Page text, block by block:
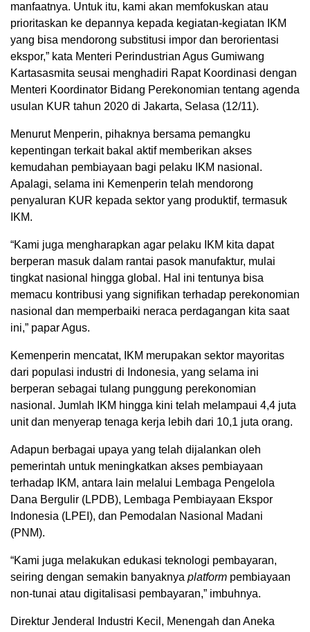
manfaatnya. Untuk itu, kami akan memfokuskan atau
prioritaskan ke depannya kepada kegiatan-kegiatan IKM
yang bisa mendorong substitusi impor dan berorientasi
ekspor,” kata Menteri Perindustrian Agus Gumiwang
Kartasasmita seusai menghadiri Rapat Koordinasi dengan
Menteri Koordinator Bidang Perekonomian tentang agenda
usulan KUR tahun 2020 di Jakarta, Selasa (12/11).
Menurut Menperin, pihaknya bersama pemangku
kepentingan terkait bakal aktif memberikan akses
kemudahan pembiayaan bagi pelaku IKM nasional.
Apalagi, selama ini Kemenperin telah mendorong
penyaluran KUR kepada sektor yang produktif, termasuk
IKM.
“Kami juga mengharapkan agar pelaku IKM kita dapat
berperan masuk dalam rantai pasok manufaktur, mulai
tingkat nasional hingga global. Hal ini tentunya bisa
memacu kontribusi yang signifikan terhadap perekonomian
nasional dan memperbaiki neraca perdagangan kita saat
ini,” papar Agus.
Kemenperin mencatat, IKM merupakan sektor mayoritas
dari populasi industri di Indonesia, yang selama ini
berperan sebagai tulang punggung perekonomian
nasional. Jumlah IKM hingga kini telah melampaui 4,4 juta
unit dan menyerap tenaga kerja lebih dari 10,1 juta orang.
Adapun berbagai upaya yang telah dijalankan oleh
pemerintah untuk meningkatkan akses pembiayaan
terhadap IKM, antara lain melalui Lembaga Pengelola
Dana Bergulir (LPDB), Lembaga Pembiayaan Ekspor
Indonesia (LPEI), dan Pemodalan Nasional Madani
(PNM).
“Kami juga melakukan edukasi teknologi pembayaran,
seiring dengan semakin banyaknya platform pembiayaan
non-tunai atau digitalisasi pembayaran,” imbuhnya.
Direktur Jenderal Industri Kecil, Menengah dan Aneka